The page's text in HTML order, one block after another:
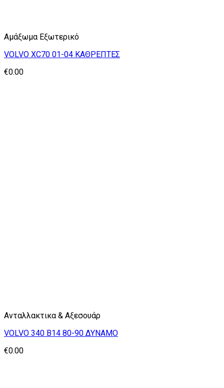
Αμάξωμα Εξωτερικό
VOLVO XC70 01-04 ΚΑΘΡΕΠΤΕΣ
€0.00
Ανταλλακτικα & Αξεσουάρ
VOLVO 340 Β14 80-90 ΔΥΝΑΜΟ
€0.00